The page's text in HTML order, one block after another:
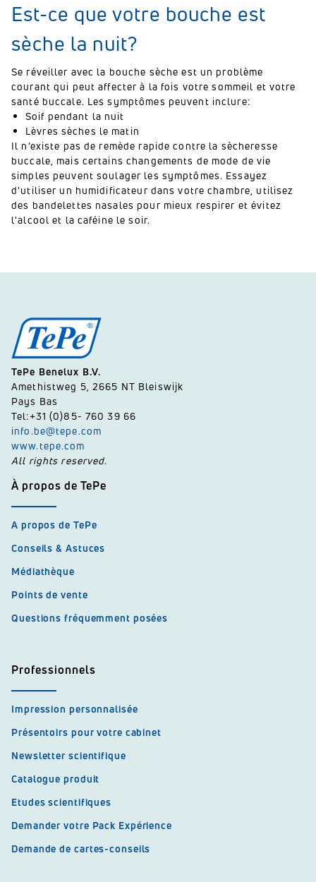
Est-ce que votre bouche est
sèche la nuit?
Se réveiller avec la bouche sèche est un problème
courant qui peut affecter à la fois votre sommeil et votre
santé buccale. Les symptômes peuvent inclure:
Soif pendant la nuit
Lèvres sèches le matin
Il n’existe pas de remède rapide contre la sècheresse
buccale, mais certains changements de mode de vie
simples peuvent soulager les symptômes. Essayez
d'utiliser un humidificateur dans votre chambre, utilisez
des bandelettes nasales pour mieux respirer et évitez
l'alcool et la caféine le soir.
TePe Benelux B.V.
Amethistweg 5, 2665 NT Bleiswijk
Pays Bas
Tel:+31 (0)85- 760 39 66
info.be@tepe.com
www.tepe.com
All rights reserved.
À propos de TePe
A propos de TePe
Conseils & Astuces
Médiathèque
Points de vente
Questions fréquemment posées
Professionnels
Impression personnalisée
Présentoirs pour votre cabinet
Newsletter scientifique
Catalogue produit
Etudes scientifiques
Demander votre Pack Expérience
Demande de cartes-conseils